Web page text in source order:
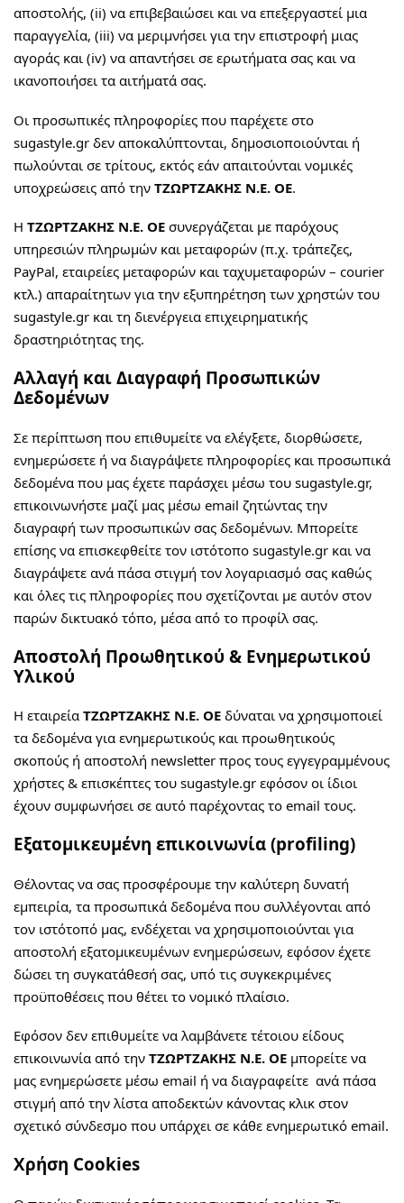
αποστολής, (ii) να επιβεβαιώσει και να επεξεργαστεί μια
παραγγελία, (iii) να μεριμνήσει για την επιστροφή μιας
αγοράς και (iv) να απαντήσει σε ερωτήματα σας και να
ικανοποιήσει τα αιτήματά σας.
Οι προσωπικές πληροφορίες που παρέχετε στο
sugastyle.gr δεν αποκαλύπτονται, δημοσιοποιούνται ή
πωλούνται σε τρίτους, εκτός εάν απαιτούνται νομικές
υποχρεώσεις από την ΤΖΩΡΤΖΑΚΗΣ Ν.Ε. ΟΕ.
Η ΤΖΩΡΤΖΑΚΗΣ Ν.Ε. ΟΕ συνεργάζεται με παρόχους
υπηρεσιών πληρωμών και μεταφορών (π.χ. τράπεζες,
PayPal, εταιρείες μεταφορών και ταχυμεταφορών – courier
κτλ.) απαραίτητων για την εξυπηρέτηση των χρηστών του
sugastyle.gr και τη διενέργεια επιχειρηματικής
δραστηριότητας της.
Αλλαγή και Διαγραφή Προσωπικών
Δεδομένων
Σε περίπτωση που επιθυμείτε να ελέγξετε, διορθώσετε,
ενημερώσετε ή να διαγράψετε πληροφορίες και προσωπικά
δεδομένα που μας έχετε παράσχει μέσω του sugastyle.gr,
επικοινωνήστε μαζί μας μέσω email ζητώντας την
διαγραφή των προσωπικών σας δεδομένων. Μπορείτε
επίσης να επισκεφθείτε τον ιστότοπο sugastyle.gr και να
διαγράψετε ανά πάσα στιγμή τον λογαριασμό σας καθώς
και όλες τις πληροφορίες που σχετίζονται με αυτόν στον
παρών δικτυακό τόπο, μέσα από το προφίλ σας.
Αποστολή Προωθητικού & Ενημερωτικού
Υλικού
Η εταιρεία ΤΖΩΡΤΖΑΚΗΣ Ν.Ε. ΟΕ δύναται να χρησιμοποιεί
τα δεδομένα για ενημερωτικούς και προωθητικούς
σκοπούς ή αποστολή newsletter προς τους εγγεγραμμένους
χρήστες & επισκέπτες του sugastyle.gr εφόσον οι ίδιοι
έχουν συμφωνήσει σε αυτό παρέχοντας το email τους.
Εξατομικευμένη επικοινωνία (profiling)
Θέλοντας να σας προσφέρουμε την καλύτερη δυνατή
εμπειρία, τα προσωπικά δεδομένα που συλλέγονται από
τον ιστότοπό μας, ενδέχεται να χρησιμοποιούνται για
αποστολή εξατομικευμένων ενημερώσεων, εφόσον έχετε
δώσει τη συγκατάθεσή σας, υπό τις συγκεκριμένες
προϋποθέσεις που θέτει το νομικό πλαίσιο.
Εφόσον δεν επιθυμείτε να λαμβάνετε τέτοιου είδους
επικοινωνία από την ΤΖΩΡΤΖΑΚΗΣ Ν.Ε. ΟΕ μπορείτε να
μας ενημερώσετε μέσω email ή να διαγραφείτε ανά πάσα
στιγμή από την λίστα αποδεκτών κάνοντας κλικ στον
σχετικό σύνδεσμο που υπάρχει σε κάθε ενημερωτικό email.
Χρήση Cookies